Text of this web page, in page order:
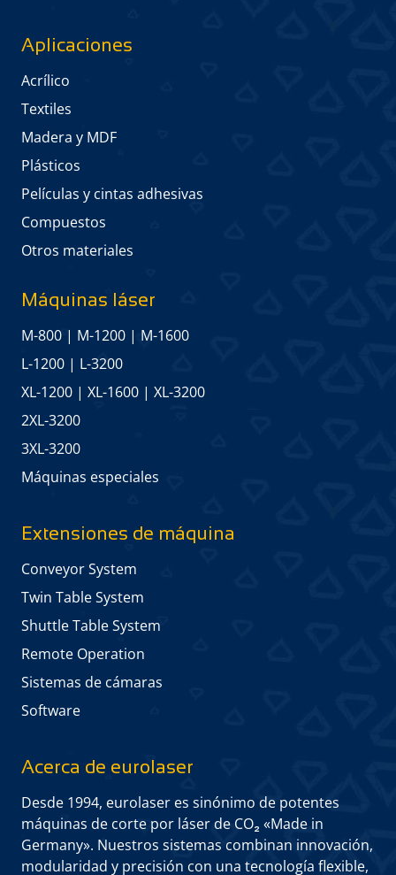
Aplicaciones
Acrílico
Textiles
Madera y MDF
Plásticos
Películas y cintas adhesivas
Compuestos
Otros materiales
Máquinas láser
M-800 | M-1200 | M-1600
L-1200 | L-3200
XL-1200 | XL-1600 | XL-3200
2XL-3200
3XL-3200
Máquinas especiales
Extensiones de máquina
Conveyor System
Twin Table System
Shuttle Table System
Remote Operation
Sistemas de cámaras
Software
Acerca de eurolaser
Desde 1994, eurolaser es sinónimo de potentes
máquinas de corte por láser de CO₂ «Made in
Germany». Nuestros sistemas combinan innovación,
modularidad y precisión con una tecnología flexible,